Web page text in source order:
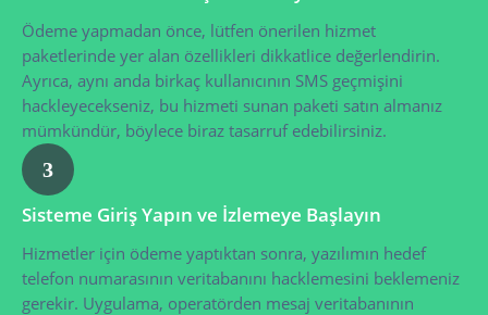
Ödeme yapmadan önce, lütfen önerilen hizmet
paketlerinde yer alan özellikleri dikkatlice değerlendirin.
Ayrıca, aynı anda birkaç kullanıcının SMS geçmişini
hackleyecekseniz, bu hizmeti sunan paketi satın almanız
mümkündür, böylece biraz tasarruf edebilirsiniz.
3
Sisteme Giriş Yapın ve İzlemeye Başlayın
Hizmetler için ödeme yaptıktan sonra, yazılımın hedef
telefon numarasının veritabanını hacklemesini beklemeniz
gerekir. Uygulama, operatörden mesaj veritabanının